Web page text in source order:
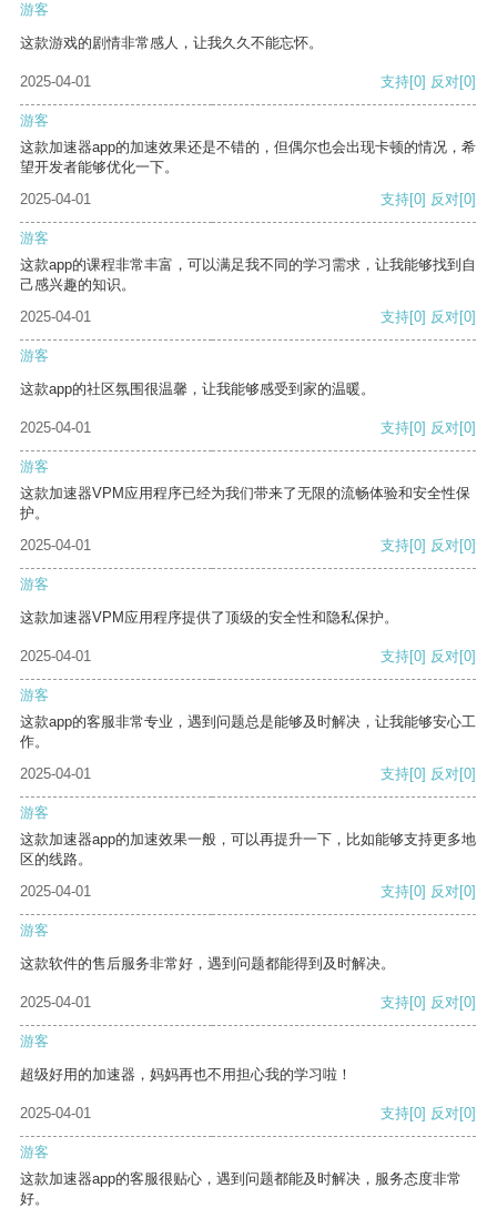
游客
这款游戏的剧情非常感人，让我久久不能忘怀。
2025-04-01 支持[0] 反对[0]
游客
这款加速器app的加速效果还是不错的，但偶尔也会出现卡顿的情况，希
望开发者能够优化一下。
2025-04-01
支持[0] 反对[0]
游客
这款app的课程非常丰富，可以满足我不同的学习需求，让我能够找到自
己感兴趣的知识。
2025-04-01
支持[0] 反对[0]
游客
这款app的社区氛围很温馨，让我能够感受到家的温暖。
2025-04-01 支持[0] 反对[0]
游客
这款加速器VPM应用程序已经为我们带来了无限的流畅体验和安全性保
护。
2025-04-01
支持[0] 反对[0]
游客
这款加速器VPM应用程序提供了顶级的安全性和隐私保护。
2025-04-01 支持[0] 反对[0]
游客
这款app的客服非常专业，遇到问题总是能够及时解决，让我能够安心工
作。
2025-04-01
支持[0] 反对[0]
游客
这款加速器app的加速效果一般，可以再提升一下，比如能够支持更多地
区的线路。
2025-04-01
支持[0] 反对[0]
游客
这款软件的售后服务非常好，遇到问题都能得到及时解决。
2025-04-01 支持[0] 反对[0]
游客
超级好用的加速器，妈妈再也不用担心我的学习啦！
2025-04-01 支持[0] 反对[0]
游客
这款加速器app的客服很贴心，遇到问题都能及时解决，服务态度非常
好。